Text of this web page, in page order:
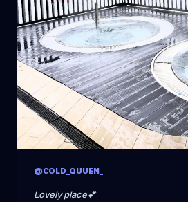
@COLD_QUUEN_
Lovely place💕